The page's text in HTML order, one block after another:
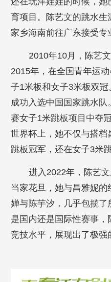
育项目。陈艺文的跳水
家乡海南前往广东接受专
2010年10月，陈艺
2015年，在全国青年运
子1米板和女子3米板双
成功入选中国国家跳水
赛女子1米跳板项目中夺
世界杯上，她不仅与搭
跳板冠军，还在女子3米
进入2022年，陈艺
当家花旦，她与昌雅妮
婵与陈芋汐，几乎包揽
是国内还是国际性赛事
竞技水平，展现出了极强